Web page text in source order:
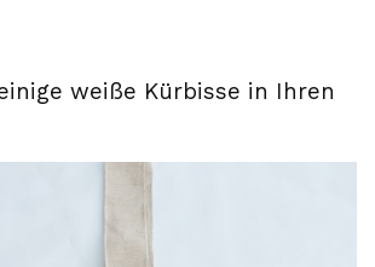
weiße Kürbisse in Ihren